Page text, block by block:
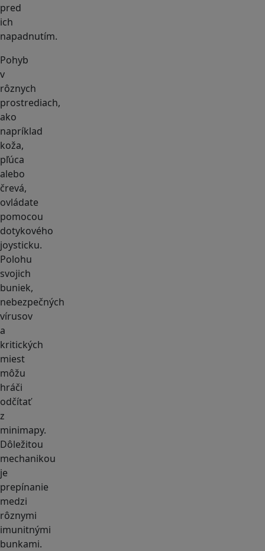
pred
ich
napadnutím.
Pohyb
v
rôznych
prostrediach,
ako
napríklad
koža,
pľúca
alebo
črevá,
ovládate
pomocou
dotykového
joysticku.
Polohu
svojich
buniek,
nebezpečných
vírusov
a
kritických
miest
môžu
hráči
odčítať
z
minimapy.
Dôležitou
mechanikou
je
prepínanie
medzi
rôznymi
imunitnými
bunkami.